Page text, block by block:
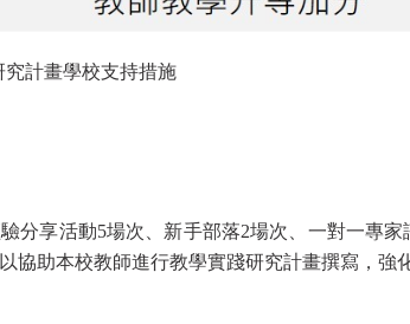
究計畫學校支持措施
分享活動5場次、新手部落2場次、一對一專
協助本校教師進行教學實踐研究計畫撰寫，強